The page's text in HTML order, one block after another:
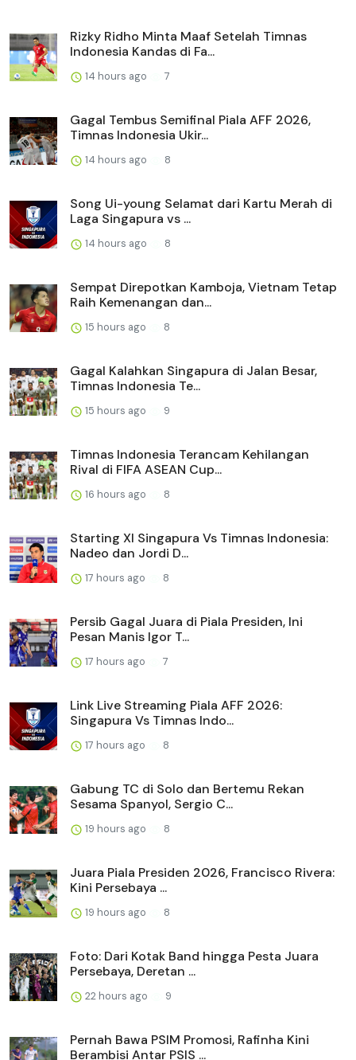
Rizky Ridho Minta Maaf Setelah Timnas
Indonesia Kandas di Fa...
14 hours ago 7
Gagal Tembus Semifinal Piala AFF 2026,
Timnas Indonesia Ukir...
14 hours ago 8
Song Ui-young Selamat dari Kartu Merah di
Laga Singapura vs ...
14 hours ago 8
Sempat Direpotkan Kamboja, Vietnam Tetap
Raih Kemenangan dan...
15 hours ago 8
Gagal Kalahkan Singapura di Jalan Besar,
Timnas Indonesia Te...
15 hours ago 9
Timnas Indonesia Terancam Kehilangan
Rival di FIFA ASEAN Cup...
16 hours ago 8
Starting XI Singapura Vs Timnas Indonesia:
Nadeo dan Jordi D...
17 hours ago 8
Persib Gagal Juara di Piala Presiden, Ini
Pesan Manis Igor T...
17 hours ago 7
Link Live Streaming Piala AFF 2026:
Singapura Vs Timnas Indo...
17 hours ago 8
Gabung TC di Solo dan Bertemu Rekan
Sesama Spanyol, Sergio C...
19 hours ago 8
Juara Piala Presiden 2026, Francisco Rivera:
Kini Persebaya ...
19 hours ago 8
Foto: Dari Kotak Band hingga Pesta Juara
Persebaya, Deretan ...
22 hours ago 9
Pernah Bawa PSIM Promosi, Rafinha Kini
Berambisi Antar PSIS ...